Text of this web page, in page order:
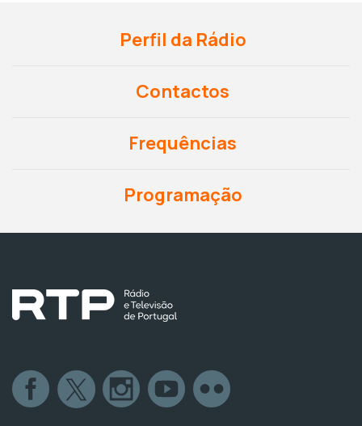
Perfil da Rádio
Contactos
Frequências
Programação